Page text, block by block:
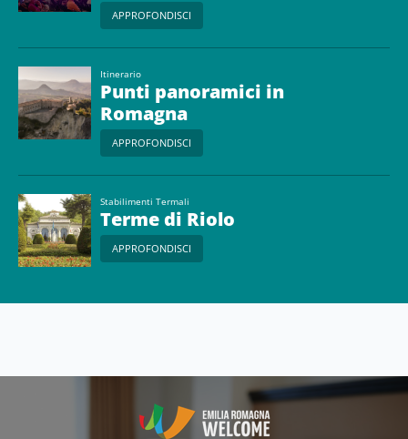
APPROFONDISCI
Itinerario
Punti panoramici in
Romagna
APPROFONDISCI
Stabilimenti Termali
Terme di Riolo
APPROFONDISCI